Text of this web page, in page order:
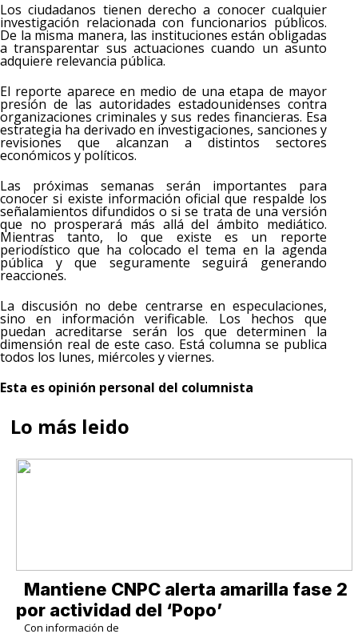
Los ciudadanos tienen derecho a conocer cualquier
investigación relacionada con funcionarios públicos.
De la misma manera, las instituciones están obligadas
a transparentar sus actuaciones cuando un asunto
adquiere relevancia pública.
El reporte aparece en medio de una etapa de mayor
presión de las autoridades estadounidenses contra
organizaciones criminales y sus redes financieras. Esa
estrategia ha derivado en investigaciones, sanciones y
revisiones que alcanzan a distintos sectores
económicos y políticos.
Las próximas semanas serán importantes para
conocer si existe información oficial que respalde los
señalamientos difundidos o si se trata de una versión
que no prosperará más allá del ámbito mediático.
Mientras tanto, lo que existe es un reporte
periodístico que ha colocado el tema en la agenda
pública y que seguramente seguirá generando
reacciones.
La discusión no debe centrarse en especulaciones,
sino en información verificable. Los hechos que
puedan acreditarse serán los que determinen la
dimensión real de este caso. Está columna se publica
todos los lunes, miércoles y viernes.
Esta es opinión personal del columnista
Lo más leido
Mantiene CNPC alerta amarilla fase 2
por actividad del ‘Popo’
Con información de